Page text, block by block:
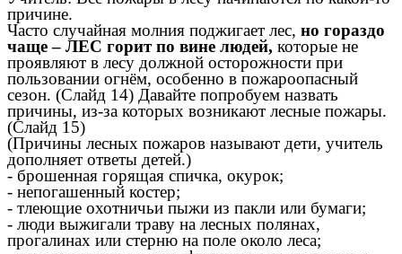
причине.
Часто случайная молния поджигает лес, но гораздо
чаще – ЛЕС горит по вине людей, которые не
проявляют в лесу должной осторожности при
пользовании огнём, особенно в пожароопасный
сезон. (Слайд 14) Давайте попробуем назвать
причины, из-за которых возникают лесные пожары.
(Слайд 15)
(Причины лесных пожаров называют дети, учитель
дополняет ответы детей.)
- брошенная горящая спичка, окурок;
- непогашенный костер;
- тлеющие охотничьи пыжи из пакли или бумаги;
- люди выжигали траву на лесных полянах,
прогалинах или стерню на поле около леса;